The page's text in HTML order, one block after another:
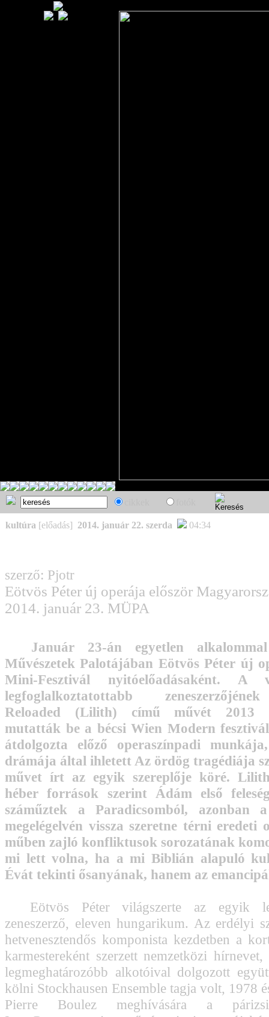
kultúra [előadás] 2014. január 22. szerda 04:34
szerző: Pjotr
Eötvös Péter új operája először
2014. január 23. MÜPA
Január 23-án egyetlen
Művészetek Palotájában Eötvös Péter új
Mini-Fesztivál nyitóelőadásaként. A
legfoglalkoztatottabb
Reloaded (Lilith) című művét 2013
mutatták be a bécsi Wien Modern
átdolgozta előző operaszínpadi
drámája által ihletett Az ördög tragédiája
művet írt az egyik szereplője köré.
héber források szerint Ádám első
száműztek a Paradicsomból, azonban
megelégelvén vissza szeretne térni eredeti
műben zajló konfliktusok sorozatának
mi lett volna, ha a mi Biblián alapuló
Évát tekinti ősanyának, hanem az
Eötvös Péter világszerte az egyik
zeneszerző, eleven hungarikum. Az erdélyi
hetvenesztendős komponista kezdetben a
karmestereként szerzett nemzetközi
legmeghatározóbb alkotóival dolgozott
kölni Stockhausen Ensemble tagja volt, 1978
Pierre Boulez meghívására a